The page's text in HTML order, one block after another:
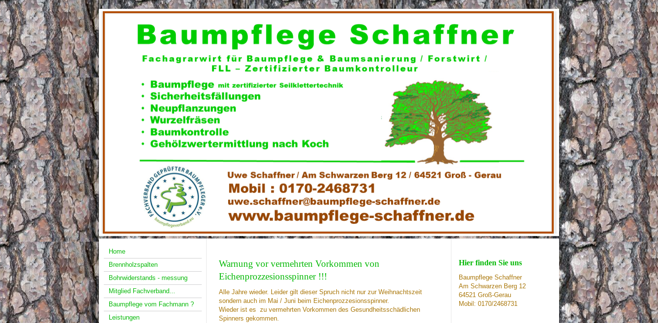
Home
Brennholzspalten
Bohrwiderstands - messung
Mitglied Fachverband...
Baumpflege vom Fachmann ?
Leistungen
Warnung vor vermehrten Vorkommen von
Eichenprozzesionsspinner !!!
Alle Jahre wieder. Leider gilt dieser Spruch nicht nur zur Weihnachtszeit
sondern auch im Mai / Juni beim Eichenprozzesionsspinner.
Wieder ist es zu vermehrten Vorkommen des Gesundheitsschädlichen
Spinners gekommen.
Hier finden Sie uns
Baumpflege Schaffner
Am Schwarzen Berg 12
64521 Groß-Gerau
Mobil: 0170/2468731